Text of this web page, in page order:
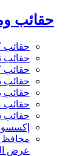
حقائب
حقائب
حقائب
حقائب
حقائب
حقائب
حقائب
محافظ
عرض